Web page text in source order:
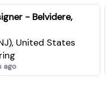
- Belvidere,
United States
ago